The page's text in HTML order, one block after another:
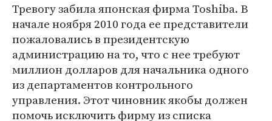
Тревогу забила японская фирма Toshiba. В
начале ноября 2010 года ее представители
пожаловались в президентскую
администрацию на то, что с нее требуют
миллион долларов для начальника одного
из департаментов контрольного
управления. Этот чиновник якобы должен
помочь исключить фирму из списка